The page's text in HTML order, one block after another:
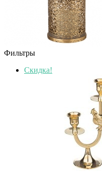
Фильтры
Скидка!